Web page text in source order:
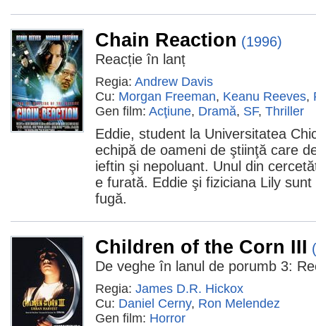
Chain Reaction (1996)
Reacție în lanț
Regia: Andrew Davis
Cu: Morgan Freeman, Keanu Reeves,
Gen film: Acţiune, Dramă, SF, Thriller
Eddie, student la Universitatea
echipă de oameni de ştiinţă care
ieftin şi nepoluant. Unul din
e furată. Eddie şi fiziciana Lily
fugă.
Children of the Corn III
De veghe în lanul de porumb 3:
Regia: James D.R. Hickox
Cu: Daniel Cerny, Ron Melendez
Gen film: Horror